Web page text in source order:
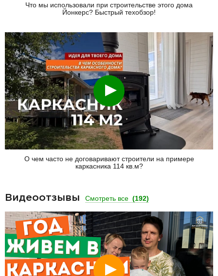
Что мы использовали при строительстве этого дома
Йонкерс? Быстрый техобзор!
Смотреть
О чем часто не договаривают строители на примере
каркасника 114 кв.м?
Видеоотзывы Смотреть все (192)
Смотреть